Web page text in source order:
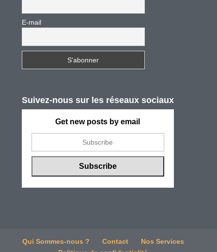
E-mail
Suivez-nous sur les réseaux sociaux
Get new posts by email
Qui Sommes-nous ? Contact
Nos Services